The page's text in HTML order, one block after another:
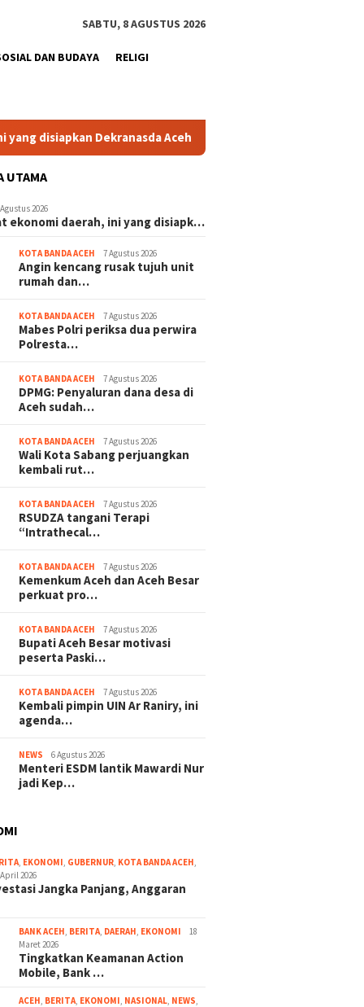
SABTU, 8 AGUSTUS 2026
DAN BUDAYA RELIGI
Dekranasda Aceh Besar
UTAMA
2026
ekonomi daerah, ini yang disiapk…
KOTA BANDA ACEH 7 Agustus 2026
Angin kencang rusak tujuh unit
rumah dan…
KOTA BANDA ACEH 7 Agustus 2026
Mabes Polri periksa dua perwira
Polresta…
KOTA BANDA ACEH 7 Agustus 2026
DPMG: Penyaluran dana desa di
Aceh sudah…
KOTA BANDA ACEH 7 Agustus 2026
Wali Kota Sabang perjuangkan
kembali rut…
KOTA BANDA ACEH 7 Agustus 2026
RSUDZA tangani Terapi
“Intrathecal…
KOTA BANDA ACEH 7 Agustus 2026
Kemenkum Aceh dan Aceh Besar
perkuat pro…
KOTA BANDA ACEH 7 Agustus 2026
Bupati Aceh Besar motivasi
peserta Paski…
KOTA BANDA ACEH 7 Agustus 2026
Kembali pimpin UIN Ar Raniry, ini
agenda…
NEWS 6 Agustus 2026
Menteri ESDM lantik Mawardi Nur
jadi Kep…
, EKONOMI, GUBERNUR, KOTA BANDA ACEH,
2026
Jangka Panjang, Anggaran
BANK ACEH, BERITA, DAERAH, EKONOMI
18
Maret 2026
Tingkatkan Keamanan Action
Mobile, Bank …
ACEH, BERITA, EKONOMI, NASIONAL, NEWS,